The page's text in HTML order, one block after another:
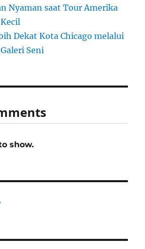
Nyaman saat Tour Amerika
Dekat Kota Chicago melalui
Seni
show.